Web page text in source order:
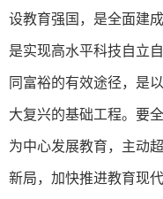
设教育强国，是全面建
是实现高水平科技自立
同富裕的有效途径，是
大复兴的基础工程。要
为中心发展教育，主动
新局，加快推进教育现